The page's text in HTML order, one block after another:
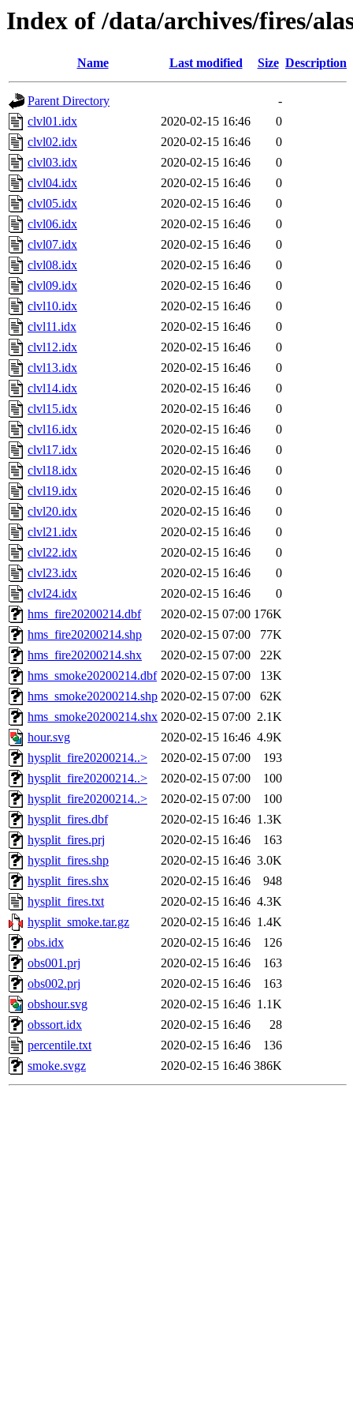
Index of /data/archives/fires/
Name Last modified Size Description
Parent Directory
-
clvl01.idx
2020-02-15 16:46
0
clvl02.idx
2020-02-15 16:46
0
clvl03.idx
2020-02-15 16:46
0
clvl04.idx
2020-02-15 16:46
0
clvl05.idx
2020-02-15 16:46
0
clvl06.idx
2020-02-15 16:46
0
clvl07.idx
2020-02-15 16:46
0
clvl08.idx
2020-02-15 16:46
0
clvl09.idx
2020-02-15 16:46
0
clvl10.idx
2020-02-15 16:46
0
clvl11.idx
2020-02-15 16:46
0
clvl12.idx
2020-02-15 16:46
0
clvl13.idx
2020-02-15 16:46
0
clvl14.idx
2020-02-15 16:46
0
clvl15.idx
2020-02-15 16:46
0
clvl16.idx
2020-02-15 16:46
0
clvl17.idx
2020-02-15 16:46
0
clvl18.idx
2020-02-15 16:46
0
clvl19.idx
2020-02-15 16:46
0
clvl20.idx
2020-02-15 16:46
0
clvl21.idx
2020-02-15 16:46
0
clvl22.idx
2020-02-15 16:46
0
clvl23.idx
2020-02-15 16:46
0
clvl24.idx
2020-02-15 16:46
0
hms_fire20200214.dbf
2020-02-15 07:00 176K
hms_fire20200214.shp
2020-02-15 07:00
77K
hms_fire20200214.shx
2020-02-15 07:00
22K
hms_smoke20200214.dbf 2020-02-15 07:00
13K
hms_smoke20200214.shp 2020-02-15 07:00
62K
hms_smoke20200214.shx 2020-02-15 07:00 2.1K
hour.svg
2020-02-15 16:46 4.9K
hysplit_fire20200214..>
2020-02-15 07:00
193
hysplit_fire20200214..>
2020-02-15 07:00
100
hysplit_fire20200214..>
2020-02-15 07:00
100
hysplit_fires.dbf
2020-02-15 16:46 1.3K
hysplit_fires.prj
2020-02-15 16:46
163
hysplit_fires.shp
2020-02-15 16:46 3.0K
hysplit_fires.shx
2020-02-15 16:46
948
hysplit_fires.txt
2020-02-15 16:46 4.3K
hysplit_smoke.tar.gz
2020-02-15 16:46 1.4K
obs.idx
2020-02-15 16:46
126
obs001.prj
2020-02-15 16:46
163
obs002.prj
2020-02-15 16:46
163
obshour.svg
2020-02-15 16:46 1.1K
obssort.idx
2020-02-15 16:46
28
percentile.txt
2020-02-15 16:46
136
smoke.svgz
2020-02-15 16:46 386K